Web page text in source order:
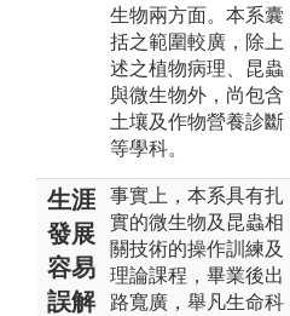
生物兩方面。本系囊
括之範圍較廣，除上
述之植物病理、昆蟲
與微生物外，尚包含
土壤及作物營養診斷
等學科。
生涯
發展
容易
誤解
事實上，本系具有扎
實的微生物及昆蟲相
關技術的操作訓練及
理論課程，畢業後出
路寬廣，舉凡生命科